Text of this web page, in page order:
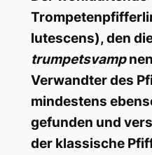
lutescens), den
trumpetsvamp
Verwandter des
mindestens
gefunden und
der klassische